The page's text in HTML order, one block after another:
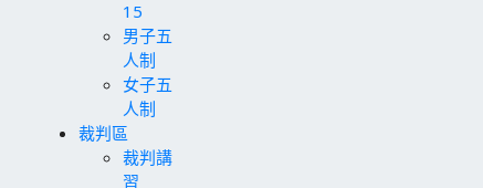
15
男子五
人制
女子五
人制
裁判區
裁判講
習